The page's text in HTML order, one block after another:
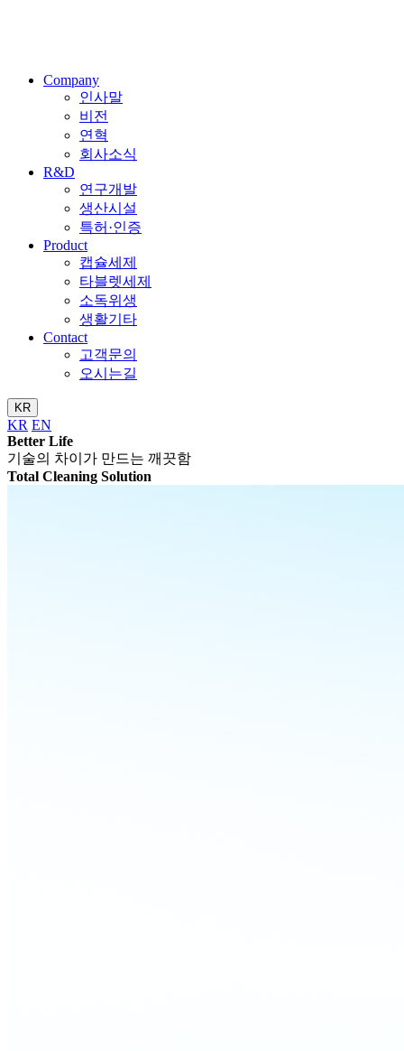
Company
인사말
비전
연혁
회사소식
R&D
연구개발
생산시설
특허·인증
Product
캡슐세제
타블렛세제
소독위생
생활기타
Contact
고객문의
오시는길
KR
KR EN
Better Life
기술의 차이가 만드는 깨끗함
Total Cleaning Solution